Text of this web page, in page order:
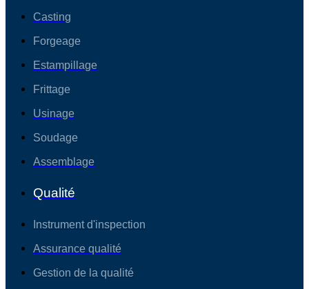
Casting
Forgeage
Estampillage
Frittage
Usinage
Soudage
Assemblage
Qualité
Instrument d'inspection
Assurance qualité
Gestion de la qualité